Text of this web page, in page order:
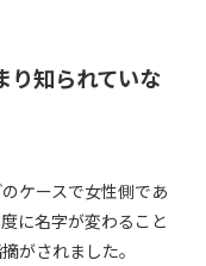
り知られていな
ケースで女性側であ
に名字が変わること
がされました。